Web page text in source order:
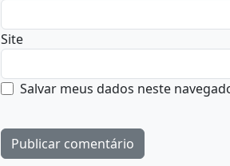
Site
Salvar meus dados neste